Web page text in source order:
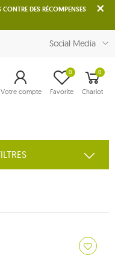
DES RÉCOMPENSES
Social Media
Votre compte Favorite
0 0
Chariot